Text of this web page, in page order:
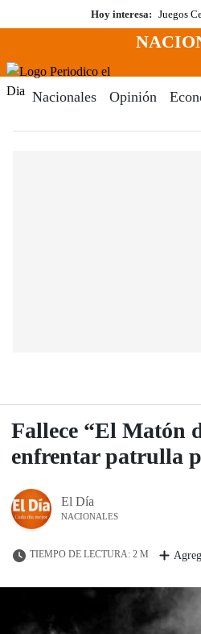
al
Hoy interesa: Juegos
Menú
Nacionales Opinión
Fallece “El Matón
enfrentar patrulla
El Día
NACIONALES
TIEMPO DE LECTURA: 2 M